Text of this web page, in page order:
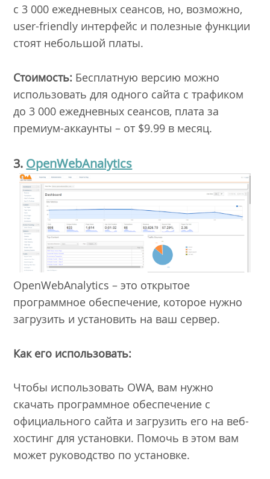
с 3 000 ежедневных сеансов, но, возможно,
user-friendly интерфейс и полезные функции
стоят небольшой платы.
Стоимость: Бесплатную версию можно
использовать для одного сайта с трафиком
до 3 000 ежедневных сеансов, плата за
премиум-аккаунты – от $9.99 в месяц.
3. OpenWebAnalytics
OpenWebAnalytics – это открытое
программное обеспечение, которое нужно
загрузить и установить на ваш сервер.
Как его использовать:
Чтобы использовать OWA, вам нужно
скачать программное обеспечение с
официального сайта и загрузить его на веб-
хостинг для установки. Помочь в этом вам
может руководство по установке.